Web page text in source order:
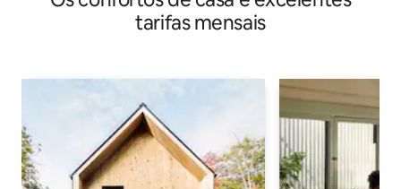
tarifas mensais